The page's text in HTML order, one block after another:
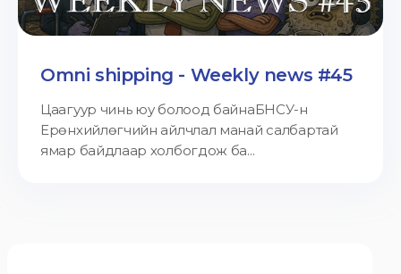
Omni shipping - Weekly news #45
Цаагуур чинь юу болоод байнаБНСУ-н
Ерөнхийлөгчийн айлчлал манай салбартай
ямар байдлаар холбогдож ба...